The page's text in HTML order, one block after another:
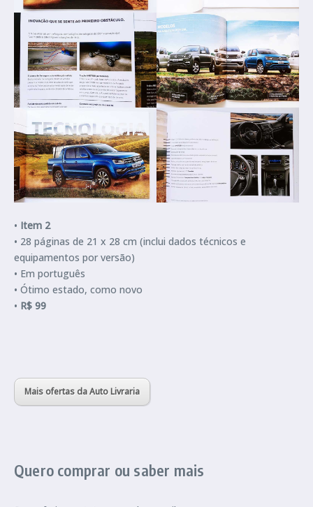
• Item 2
• 28 páginas de 21 x 28 cm (inclui dados técnicos e
equipamentos por versão)
• Em português
• Ótimo estado, como novo
• R$ 99
Mais ofertas da Auto Livraria
Quero comprar ou saber mais